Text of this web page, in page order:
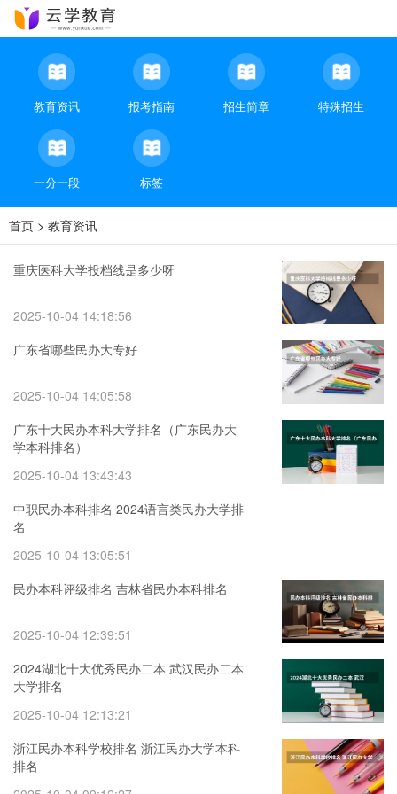
教育资讯 报考指南 招生简章 特殊招生
一分一段 标签
首页 > 教育资讯
重庆医科大学投档线是多少呀
2025-10-04 14:18:56
广东省哪些民办大专好
2025-10-04 14:05:58
广东十大民办本科大学排名（广东民办大
学本科排名）
2025-10-04 13:43:43
中职民办本科排名 2024语言类民办大学排
名
2025-10-04 13:05:51
民办本科评级排名 吉林省民办本科排名
2025-10-04 12:39:51
2024湖北十大优秀民办二本 武汉民办二本
大学排名
2025-10-04 12:13:21
浙江民办本科学校排名 浙江民办大学本科
排名